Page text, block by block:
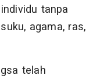
tanpa
agama, ras,
telah